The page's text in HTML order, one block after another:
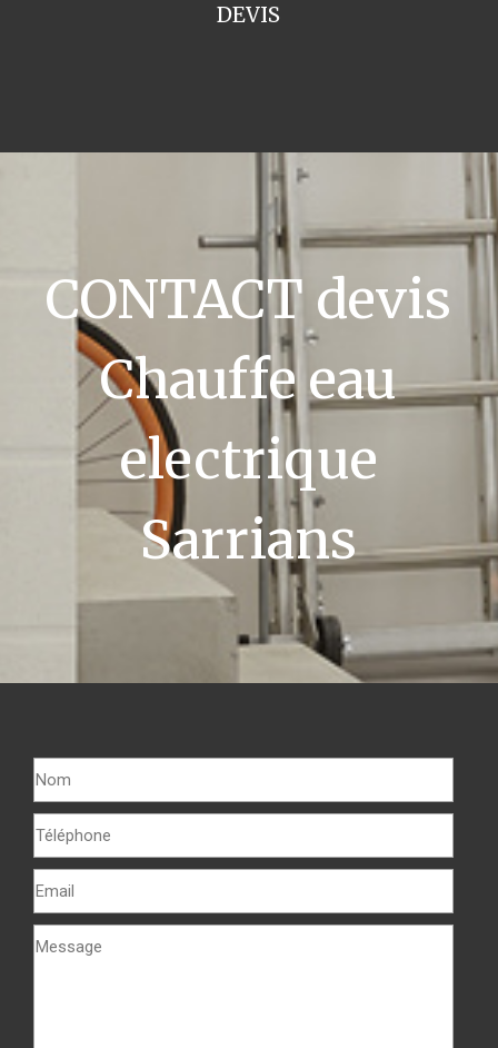
DEVIS
CONTACT devis
Chauffe eau
electrique
Sarrians